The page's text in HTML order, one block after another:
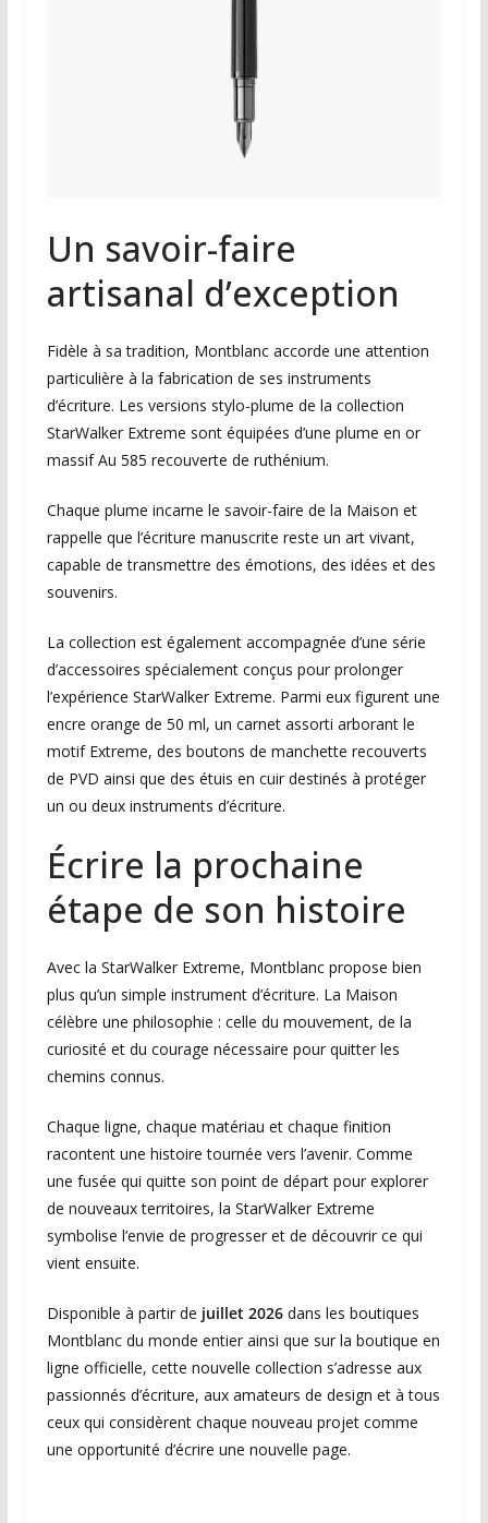
Un savoir-faire
artisanal d’exception
Fidèle à sa tradition, Montblanc accorde une attention
particulière à la fabrication de ses instruments
d’écriture. Les versions stylo-plume de la collection
StarWalker Extreme sont équipées d’une plume en or
massif Au 585 recouverte de ruthénium.
Chaque plume incarne le savoir-faire de la Maison et
rappelle que l’écriture manuscrite reste un art vivant,
capable de transmettre des émotions, des idées et des
souvenirs.
La collection est également accompagnée d’une série
d’accessoires spécialement conçus pour prolonger
l’expérience StarWalker Extreme. Parmi eux figurent une
encre orange de 50 ml, un carnet assorti arborant le
motif Extreme, des boutons de manchette recouverts
de PVD ainsi que des étuis en cuir destinés à protéger
un ou deux instruments d’écriture.
Écrire la prochaine
étape de son histoire
Avec la StarWalker Extreme, Montblanc propose bien
plus qu’un simple instrument d’écriture. La Maison
célèbre une philosophie : celle du mouvement, de la
curiosité et du courage nécessaire pour quitter les
chemins connus.
Chaque ligne, chaque matériau et chaque finition
racontent une histoire tournée vers l’avenir. Comme
une fusée qui quitte son point de départ pour explorer
de nouveaux territoires, la StarWalker Extreme
symbolise l’envie de progresser et de découvrir ce qui
vient ensuite.
Disponible à partir de juillet 2026dans les boutiques
Montblanc du monde entier ainsi que sur la boutique en
ligne officielle, cette nouvelle collection s’adresse aux
passionnés d’écriture, aux amateurs de design et à tous
ceux qui considèrent chaque nouveau projet comme
une opportunité d’écrire une nouvelle page.